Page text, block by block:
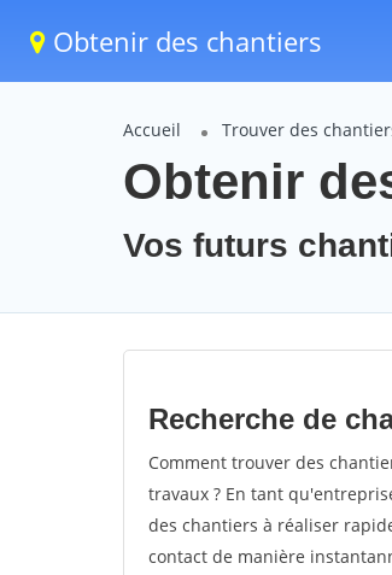
Obtenir des chantiers
Accueil Trouver des
Obtenir
Vos futurs
Recherche de
Comment trouver des
travaux ? En tant
des chantiers à réaliser
contact de manière